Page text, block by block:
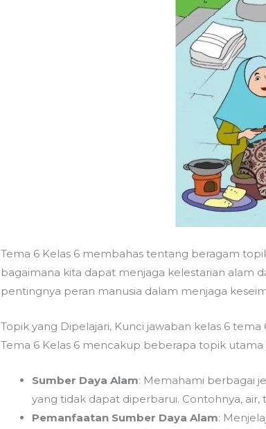
Tema 6 Kelas 6 membahas tentang beragam
bagaimana kita dapat menjaga kelestarian alam
pentingnya peran manusia dalam menjaga
Topik yang Dipelajari, Kunci jawaban kelas 6 tema
Tema 6 Kelas 6 mencakup beberapa topik utama
Sumber Daya Alam: Memahami berbagai
yang tidak dapat diperbarui. Contohnya, air,
Pemanfaatan Sumber Daya Alam: